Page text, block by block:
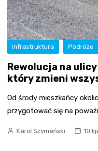
Infrastruktura Podróże
Rewolucja na
który zmieni
Od środy mieszkańcy
przygotować się na
Karol Szymański 10